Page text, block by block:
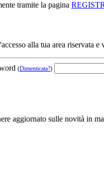
tramite la pagina
alla tua area riservata
(Dimenticata?)
aggiornato sulle novità in